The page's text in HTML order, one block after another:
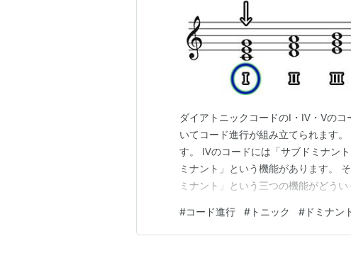
ダイアトニックコードのⅠ・Ⅳ・Ⅴの
いてコード進行が組み立てられます
す。 Ⅳのコードには「サブドミナン
ミナント」という機能があります。
ミナント」という三つの機能がどう
きがあります。 tonic-chord コード進
ード進行の最後にトニックコード…
#コード進行 # トニック # ドミナン